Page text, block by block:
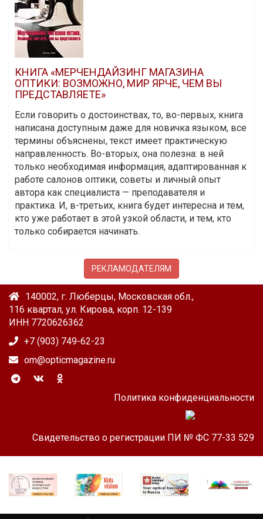
КНИГА «МЕРЧЕНДАЙЗИНГ МАГАЗИНА
ОПТИКИ: ВОЗМОЖНО, МИР ЯРЧЕ, ЧЕМ ВЫ
ПРЕДСТАВЛЯЕТЕ»
Если говорить о достоинствах, то, во-первых, книга
написана доступным даже для новичка языком, все
термины объяснены, текст имеет практическую
направленность. Во-вторых, она полезна: в ней
только необходимая информация, адаптированная к
работе салонов оптики, советы и личный опыт
автора как специалиста — преподавателя и
практика. И, в-третьих, книга будет интересна и тем,
кто уже работает в этой узкой области, и тем, кто
только собирается начинать.
РЕКЛАМОДАТЕЛЯМ
140002, г. Люберцы, Московская обл.,
116 квартал, ул. Кирова, корп. 12-139
ИНН 7720626362
+7 (903) 749-62-23
om@opticmagazine.ru
Политика конфиденциальности
Свидетельство о регистрации ПИ № ФС 77-33 529